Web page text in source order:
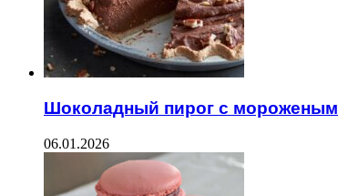
Шоколадный пирог с мороженым
06.01.2026